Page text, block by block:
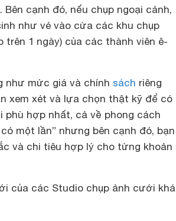
cạnh đó, nếu chụp ngoại cảnh,
như vé vào cửa các khu chụp
trên 1 ngày) của các thành viên ê-
như mức giá và chính sách riêng
xem xét và lựa chọn thật kỹ để có
hợp nhất, cả về phong cách
một lần” nhưng bên cạnh đó, bạn
và chi tiêu hợp lý cho từng khoản
của các Studio chụp ảnh cưới khá